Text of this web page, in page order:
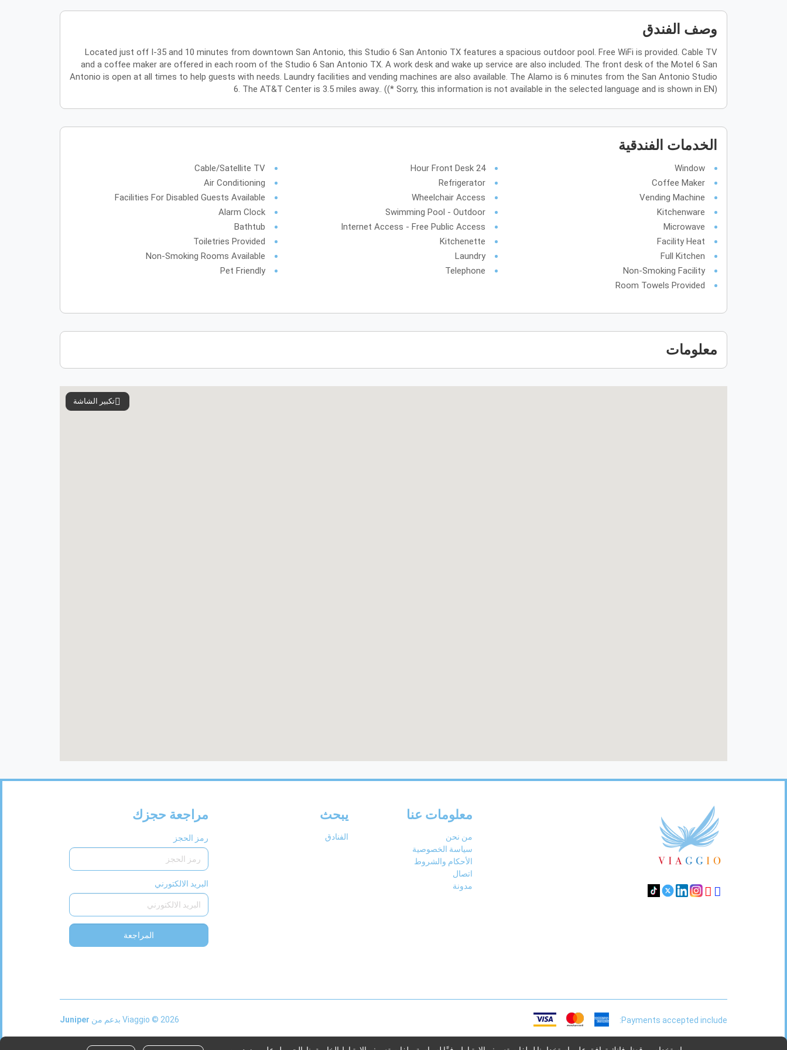
وصف الفندق
Located just off I-35 and 10 minutes from downtown San Antonio, this Studio 6 San Antonio TX features a spacious outdoor pool. Free WiFi is provided. Cable TV
and a coffee maker are offered in each room of the Studio 6 San Antonio TX. A work desk and wake up service are also included. The front desk of the Motel 6 San
Antonio is open at all times to help guests with needs. Laundry facilities and vending machines are also available. The Alamo is 6 minutes from the San Antonio Studio
6. The AT&T Center is 3.5 miles away.. ((* Sorry, this information is not available in the selected language and is shown in EN)
الخدمات الفندقية
Window
24 Hour Front Desk
Cable/Satellite TV
Coffee Maker
Refrigerator
Air Conditioning
Vending Machine
Wheelchair Access
Facilities For Disabled Guests Available
Kitchenware
Swimming Pool - Outdoor
Alarm Clock
Microwave
Internet Access - Free Public Access
Bathtub
Facility Heat
Kitchenette
Toiletries Provided
Full Kitchen
Laundry
Non-Smoking Rooms Available
Non-Smoking Facility
Telephone
Pet Friendly
Room Towels Provided
معلومات
تكبير الشاشة
معلومات عنا
من نحن
سياسة الخصوصية
الأحكام والشروط
اتصال
مدونة
يبحث
الفنادق
مراجعة حجزك
رمز الحجز
البريد الالكتورني
المراجعة
Payments accepted include:
2026 © Viaggio بدعم من Juniper